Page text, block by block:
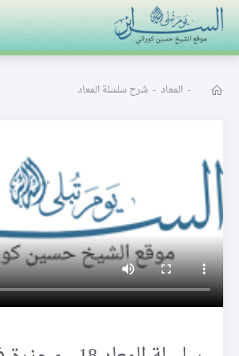
البث المباشر
- المعاد - شرح سلسلة المعاد